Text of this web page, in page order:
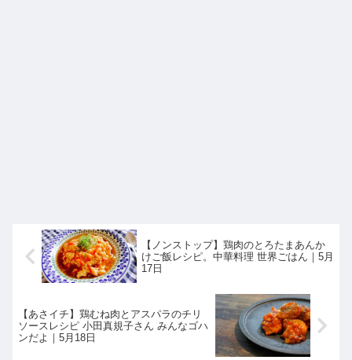
【ノンストップ】鶏肉のとろたまあんか
けご飯レシピ。中華料理 世界ごはん｜5月
17日
【あさイチ】鶏むね肉とアスパラのチリ
ソースレシピ 小田真規子さん みんなゴハ
ンだよ｜5月18日